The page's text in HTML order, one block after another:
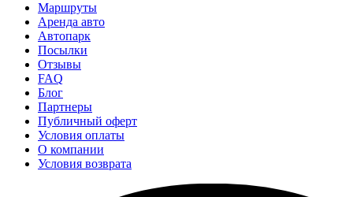
Маршруты
Аренда авто
Автопарк
Посылки
Отзывы
FAQ
Блог
Партнеры
Публичный оферт
Условия оплаты
О компании
Условия возврата